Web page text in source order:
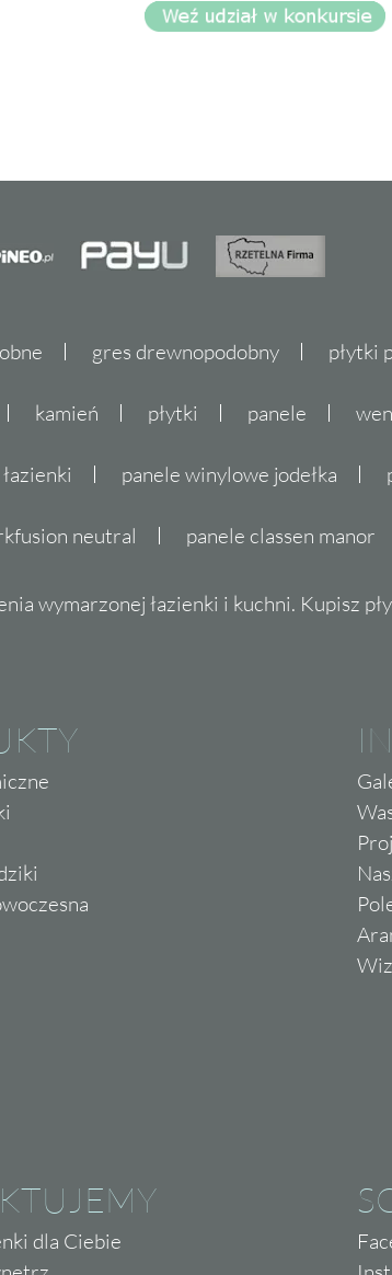
gres drewnopodobny płytki
kamień płytki panele
panele winylowe jodełka
neutral panele classen manor
wymarzonej łazienki i kuchni. Kupisz
dla Ciebie